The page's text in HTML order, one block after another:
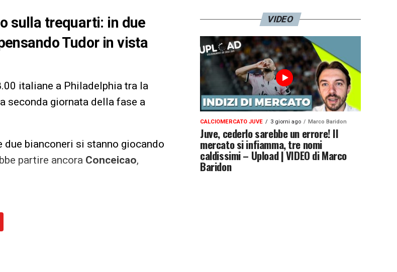
sulla trequarti: in due
Tudor in vista
italiane a Philadelphia tra la
seconda giornata della fase a
bianconeri si stanno giocando
partire ancora Conceicao,
VIDEO
CALCIOMERCATO JUVE 3 giorni ago Marco Baridon
Juve, cederlo sarebbe un errore! Il
mercato si infiamma, tre nomi
caldissimi – Upload | VIDEO di Marco
Baridon